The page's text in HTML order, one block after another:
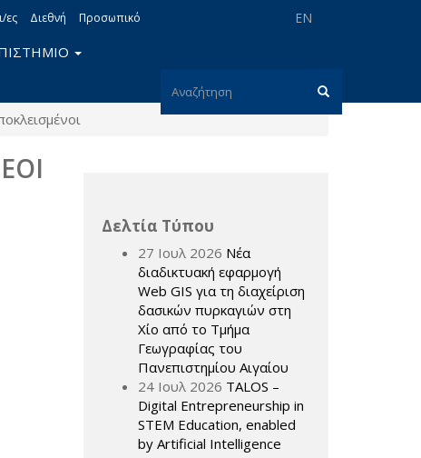
EN
ες Διεθνή Προσωπικό
Φόρμα
Δελτία Τύπου
27 Ιουλ 2026 Νέα
διαδικτυακή εφαρμογή
Web GIS για τη διαχείριση
δασικών πυρκαγιών στη
Χίο από το Τμήμα
Γεωγραφίας του
Πανεπιστημίου Αιγαίου
24 Ιουλ 2026 TALOS –
Digital Entrepreneurship in
STEM Education, enabled
by Artificial Intelligence